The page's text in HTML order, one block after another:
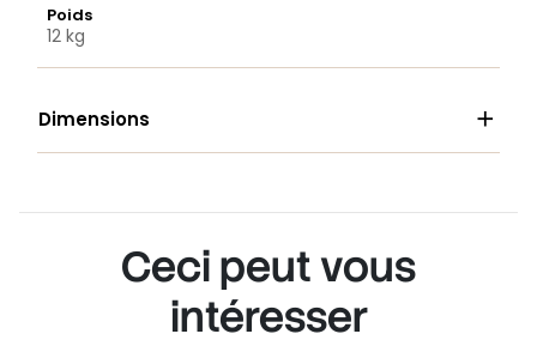
Poids
12 kg
Dimensions 
Ceci peut vous
intéresser